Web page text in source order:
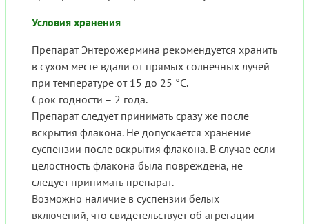
Условия хранения
Препарат Энтерожермина рекомендуется хранить
в сухом месте вдали от прямых солнечных лучей
при температуре от 15 до 25 °C.
Срок годности – 2 года.
Препарат следует принимать сразу же после
вскрытия флакона. Не допускается хранение
суспензии после вскрытия флакона. В случае если
целостность флакона была повреждена, не
следует принимать препарат.
Возможно наличие в суспензии белых
включений, что свидетельствует об агрегации